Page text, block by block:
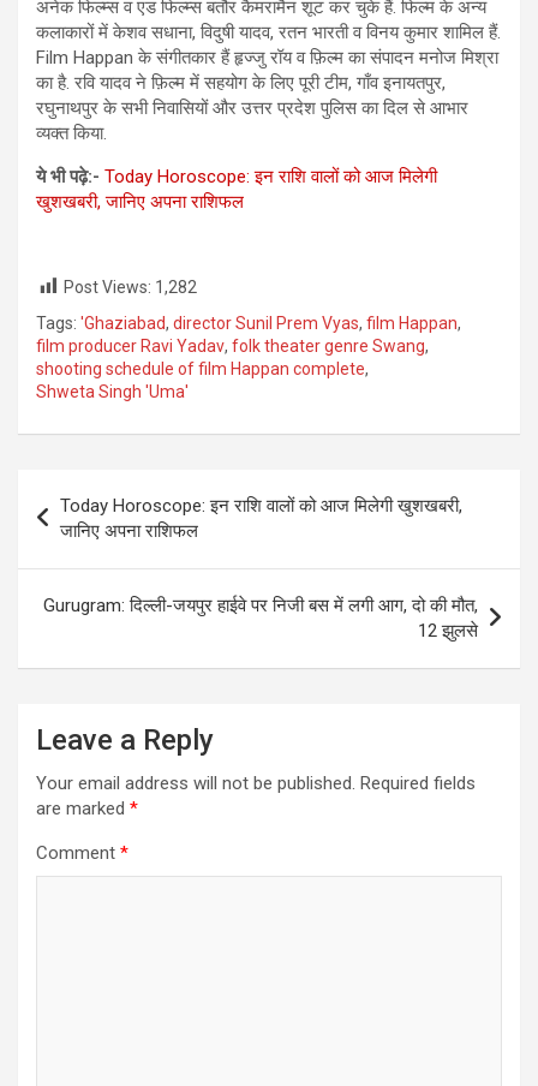
अनेक फिल्म्स व एड फिल्म्स बतौर कैमरामैन शूट कर चुके हैं. फिल्म के अन्य
कलाकारों में केशव सधाना, विदुषी यादव, रतन भारती व विनय कुमार शामिल हैं.
Film Happan के संगीतकार हैं हृज्जु रॉय व फ़िल्म का संपादन मनोज मिश्रा
का है. रवि यादव ने फ़िल्म में सहयोग के लिए पूरी टीम, गाँव इनायतपुर,
रघुनाथपुर के सभी निवासियों और उत्तर प्रदेश पुलिस का दिल से आभार
व्यक्त किया.
ये भी पढ़े:- Today Horoscope: इन राशि वालों को आज मिलेगी
खुशखबरी, जानिए अपना राशिफल
Post Views: 1,282
Tags: 'Ghaziabad, director Sunil Prem Vyas, film Happan,
film producer Ravi Yadav, folk theater genre Swang,
shooting schedule of film Happan complete,
Shweta Singh 'Uma'
navigation
Today Horoscope: इन राशि वालों को आज मिलेगी खुशखबरी,
जानिए अपना राशिफल
Gurugram: दिल्ली-जयपुर हाईवे पर निजी बस में लगी आग, दो की मौत,
12 झुलसे
Leave a Reply
Your email address will not be published. Required fields
are marked *
Comment *